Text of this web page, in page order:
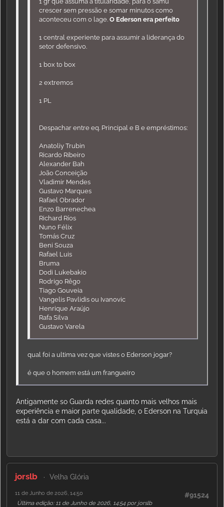
crescer sem pressão e somar minutos como
aconteceu com o lage.O Ederson era perfeito
1 central experiente para assumir a liderança do
setor defensivo.
1 box to box
2 extremos
1 PL
Despachar entre eq. Principal e B e empréstimos:
Anatoliy Trubin
Ricardo Ribeiro
Alexander Bah
João Conceição
Vladimir Mendes
Gustavo Marques
Rafael Obrador
Enzo Barrenechea
Richard Ríos
Nuno Félix
Tomás Cruz
Beni Souza
Rafael Luis
Bruma
Dodi Lukebakio
Rodrigo Rêgo
Tiago Gouveia
Vangelis Pavlidis ou Ivanovic
Henrique Araújo
Rafa Silva
Gustavo Varela
qual foi a ultima vez que vistes o Ederson jogar?
é que o homem está um frangueiro
Antigamente so Guarda redes quanto mais velhos mais
experiência e maior parte qualidade, o Ederson na Turquia
está a dar com cada casa...
jorslb Velha Glória
#91524
11 de Junho de 2026, 14:50
Última edição: 11 de Junho de 2026, 14:54 por jorslb